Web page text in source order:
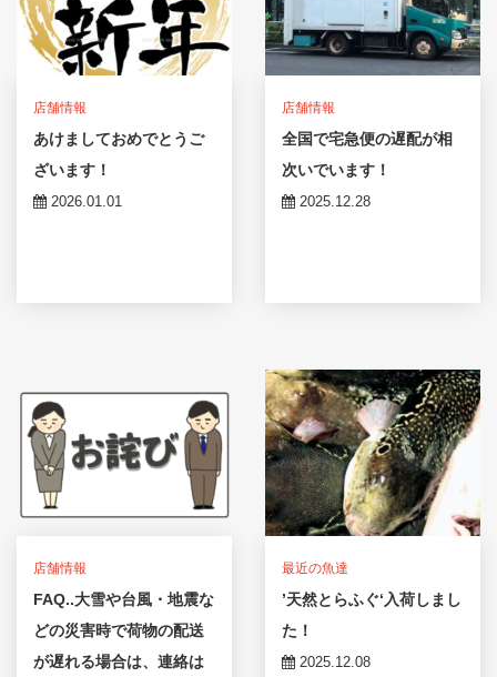
店舗情報
あけましておめでとうご
ざいます！
2026.01.01
店舗情報
全国で宅急便の遅配が相
次いでいます！
2025.12.28
店舗情報
FAQ..大雪や台風・地震な
どの災害時で荷物の配送
が遅れる場合は、連絡は
最近の魚達
’天然とらふぐ‘入荷しまし
た！
2025.12.08